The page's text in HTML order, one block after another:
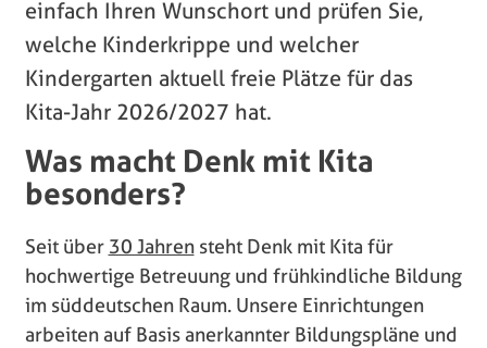
einfach Ihren Wunschort und prüfen Sie,
welche Kinderkrippe und welcher
Kindergarten aktuell freie Plätze für das
Kita-Jahr 2026/2027 hat.
Was macht Denk mit Kita
besonders?
Seit über 30 Jahrensteht Denk mit Kita für
hochwertige Betreuung und frühkindliche Bildung
im süddeutschen Raum. Unsere Einrichtungen
arbeiten auf Basis anerkannter Bildungspläne und